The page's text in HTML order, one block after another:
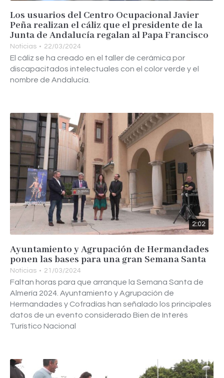
Los usuarios del Centro Ocupacional Javier
Peña realizan el cáliz que el presidente de la
Junta de Andalucía regalan al Papa Francisco
Noticias 22/03/2024
El cáliz se ha creado en el taller de cerámica por
discapacitados intelectuales con el color verde y el
nombre de Andalucía.
2:02
Ayuntamiento y Agrupación de Hermandades
ponen las bases para una gran Semana Santa
Noticias 21/03/2024
Faltan horas para que arranque la Semana Santa de
Almería 2024. Ayuntamiento y Agrupación de
Hermandades y Cofradías han señalado los principales
datos de un evento considerado Bien de Interés
Turístico Nacional